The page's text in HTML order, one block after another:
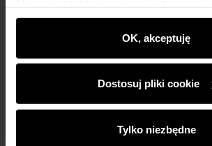
wyświetlać im dopasowane do ich
rekomendacje oraz komunikaty
najnowszych promocjach w e-sklepie.
partnerom społecznościowym,
analitycznym. Partnerzy mogą
podczas korzystania z ich usług.
OK, akceptuję
Dostosuj pliki cookie
Tylko niezbędne
Newsletter
Zapisz się